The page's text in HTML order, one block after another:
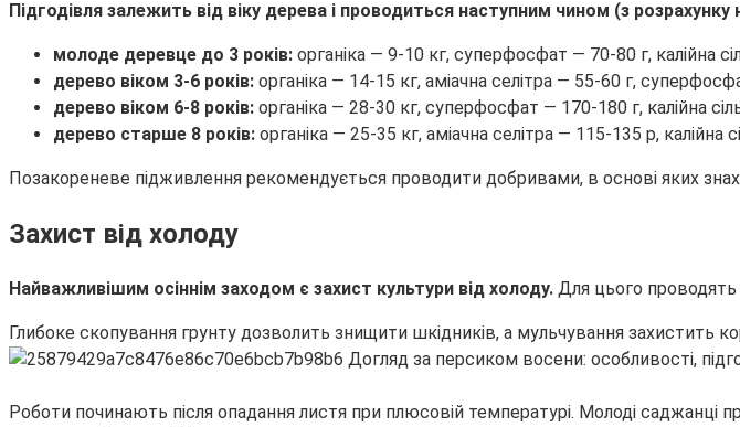
Підгодівля залежить від віку дерева і проводиться наступним чином (з розрахунку
молоде деревце до 3 років: органіка — 9-10 кг, суперфосфат — 70-80 г, калійна
дерево віком 3-6 років: органіка — 14-15 кг, аміачна селітра — 55-60 г,
дерево віком 6-8 років: органіка — 28-30 кг, суперфосфат — 170-180 г, калійна
дерево старше 8 років: органіка — 25-35 кг, аміачна селітра — 115-135 р, калійна
Позакореневе підживлення рекомендується проводити добривами, в основі яких
Захист від холоду
Найважливішим осіннім заходом є захист культури від холоду. Для цього проводять
Глибоке скопування грунту дозволить знищити шкідників, а мульчування захистить
Роботи починають після опадання листя при плюсовій температурі. Молоді